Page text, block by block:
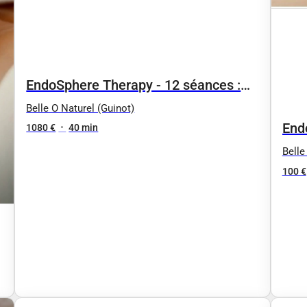
EndoSphere Therapy - 12 séances :
Compression par vibrations bas ou
haut du corps 35 min
Belle O Naturel (Guinot)
1080 € • 40 min
par
100 €